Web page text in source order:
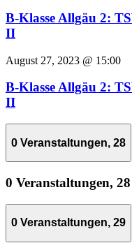
B-Klasse Allgäu 2:
II
August 27, 2023 @ 15:00
B-Klasse Allgäu 2:
II
0 Veranstaltungen, 28
0 Veranstaltungen, 28
0 Veranstaltungen, 29